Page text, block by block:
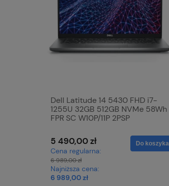
Dell Latitude 14 5430 FHD i7-
1255U 32GB 512GB NVMe 58Wh
FPR SC W10P/11P 2PSP
5 490,00 zł
Cena regularna:
6 989,00 zł
Najniższa cena:
6 989,00 zł
Do koszyka